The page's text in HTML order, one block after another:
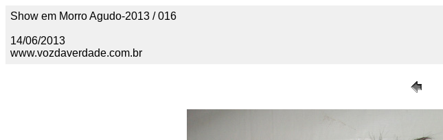
Show em Morro Agudo-2013 / 016
14/06/2013
www.vozdaverdade.com.br